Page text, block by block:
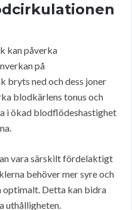
kan påverka
på
bryts ned och dess joner
blodkärlens tonus och
i ökad blodflödeshastighet
vara särskilt fördelaktigt
behöver mer syre och
optimalt. Detta kan bidra
uthålligheten.